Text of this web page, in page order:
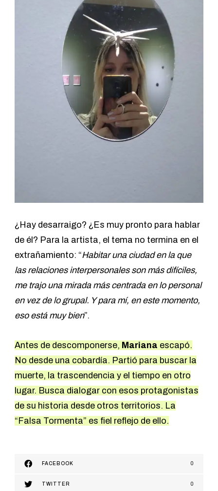
¿Hay desarraigo? ¿Es muy pronto para hablar
de él? Para la artista, el tema no termina en el
extrañamiento: “Habitar una ciudad en la que
las relaciones interpersonales son más difíciles,
me trajo una mirada más centrada en lo personal
en vez de lo grupal. Y para mí, en este momento,
eso está muy bien”.
Antes de descomponerse, Mariana escapó.
No desde una cobardía. Partió para buscar la
muerte, la trascendencia y el tiempo en otro
lugar. Busca dialogar con esos protagonistas
de su historia desde otros territorios. La
“Falsa Tormenta” es fiel reflejo de ello.
FACEBOOK 0
TWITTER 0